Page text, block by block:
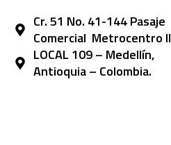
Cr. 51 No. 41-144 Pasaje
Comercial Metrocentro II
LOCAL 109 – Medellín,
Antioquia – Colombia.